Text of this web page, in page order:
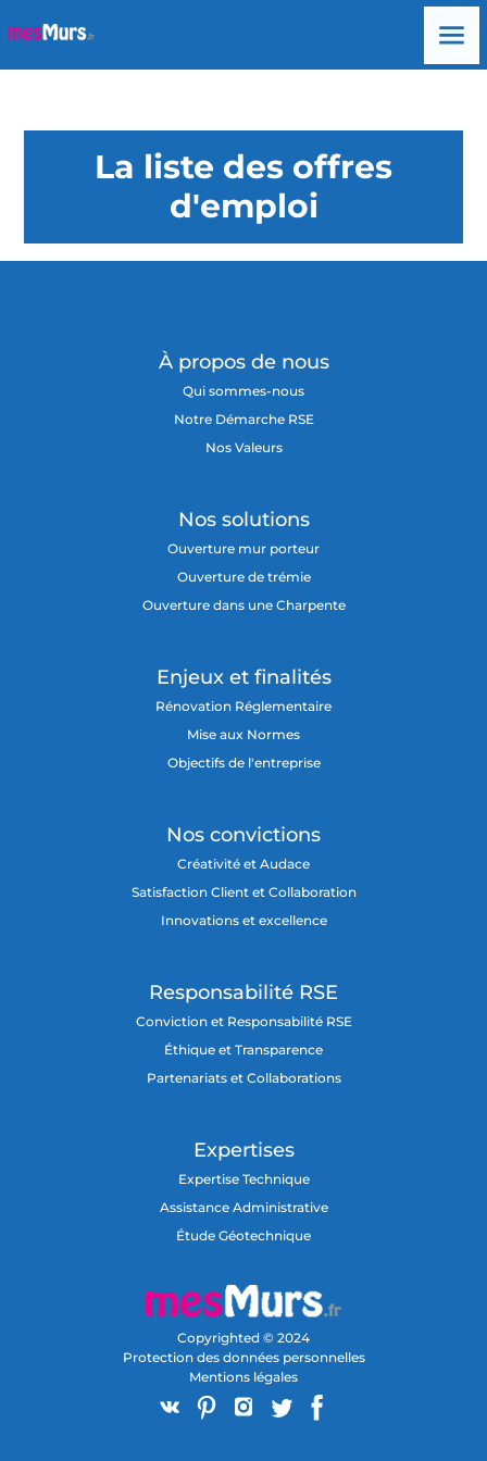
La liste des offres
d'emploi
À propos de nous
Qui sommes-nous
Notre Démarche RSE
Nos Valeurs
Nos solutions
Ouverture mur porteur
Ouverture de trémie
Ouverture dans une Charpente
Enjeux et finalités
Rénovation Réglementaire
Mise aux Normes
Objectifs de l'entreprise
Nos convictions
Créativité et Audace
Satisfaction Client et Collaboration
Innovations et excellence
Responsabilité RSE
Conviction et Responsabilité RSE
Éthique et Transparence
Partenariats et Collaborations
Expertises
Expertise Technique
Assistance Administrative
Étude Géotechnique
Copyrighted © 2024
Protection des données personnelles
Mentions légales